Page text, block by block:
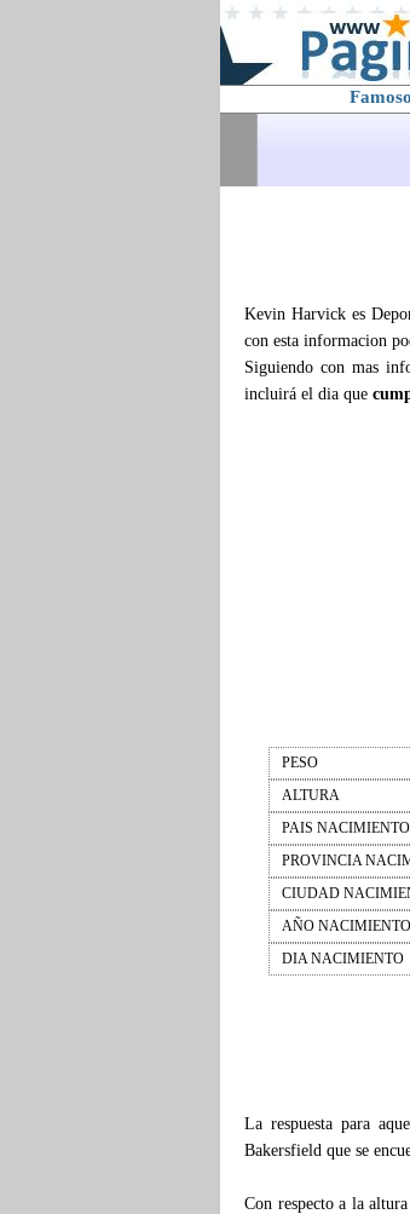
Kevin Harvick es
con esta informacion
Siguiendo con mas
incluirá el dia que
PESO
ALTURA
PAIS NACIMIENTO
PROVINCIA
CIUDAD
AÑO NACIMIENTO
DIA NACIMIENTO
La respuesta para
Bakersfield que se
Con respecto a la